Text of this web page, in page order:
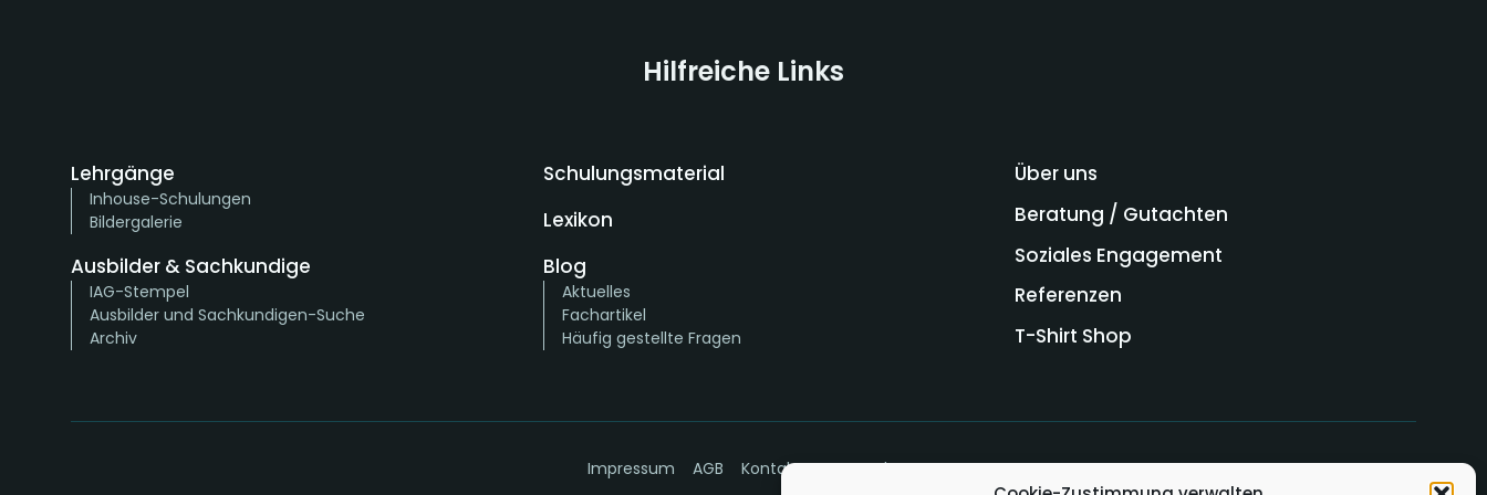
Hilfreiche Links
Lehrgänge
Inhouse-Schulungen
Bildergalerie
Ausbilder & Sachkundige
IAG-Stempel
Ausbilder und Sachkundigen-Suche
Archiv
Schulungsmaterial
Lexikon
Blog
Aktuelles
Fachartikel
Häufig gestellte Fragen
Über uns
Beratung / Gutachten
Soziales Engagement
Referenzen
T-Shirt Shop
Impressum AGB Kontakt Datenschutz